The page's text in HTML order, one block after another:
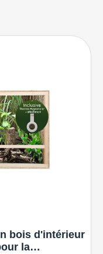
bois d'intérieur
la